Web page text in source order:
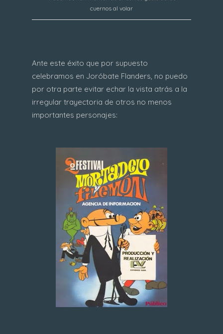
cuernos al volar
Ante este éxito que por supuesto
celebramos en Joróbate Flanders, no puedo
por otra parte evitar echar la vista atrás a la
irregular trayectoria de otros no menos
importantes personajes: